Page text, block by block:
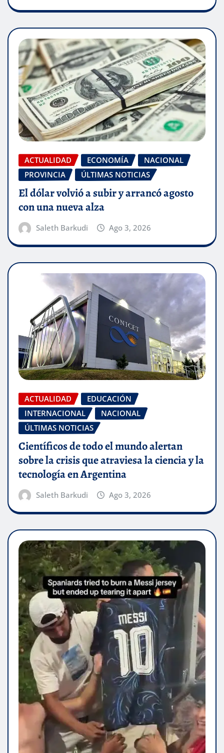
ACTUALIDAD ECONOMÍA
NACIONAL
PROVINCIA
ÚLTIMAS NOTICIAS
El dólar volvió a subir y arrancó agosto
con una nueva alza
Saleth Barkudi Ago 3, 2026
ACTUALIDAD
EDUCACIÓN
INTERNACIONAL
NACIONAL
ÚLTIMAS NOTICIAS
Científicos de todo el mundo alertan
sobre la crisis que atraviesa la ciencia y la
tecnología en Argentina
Saleth Barkudi Ago 3, 2026